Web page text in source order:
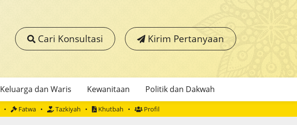
Cari Konsultasi Kirim Pertanyaan
Keluarga dan Waris Kewanitaan Politik dan Dakwah
Fatwa Tazkiyah Khutbah Profil